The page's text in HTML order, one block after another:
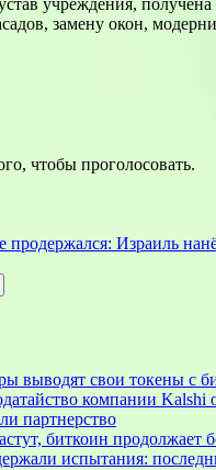
учреждения,
замену окон,
чтобы проголосовать.
Израиль
выводят свои токены
компании
партнерство
биткоин продолжает
испытания: